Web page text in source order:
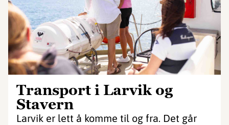
Transport i Larvik og
Stavern
Larvik er lett å komme til og fra. Det går